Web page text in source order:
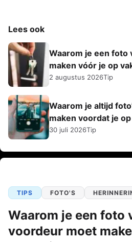
Lees ook
Waarom je een foto
maken vóór je op
2 augustus 2026Tip
Waarom je altijd
maken voordat je
30 juli 2026Tip
TIPS FOTO'S
Waarom je een foto
voordeur moet